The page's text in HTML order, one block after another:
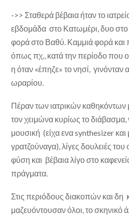
->> Σταθερά βέβαια ήταν το
εβδομάδα στο Κατωμέρι, δυο στο
φορά στο Βαθύ. Καμμιά φορά και
όπως πχ., κατά την περίοδο που οι
η όταν «έπηζε» το νησί, γινόνταν
ωραρίου.
Πέραν των ιατρικών καθηκόντων
τον χειμώνα κυρίως το
μουσική (είχα ενα synthesizer και
γρατζούναγα), λίγες δουλειές του
φύση και βέβαια λίγο στο
πράγματα.
Στις περιόδους διακοπών και δη
μαζευόντουσαν όλοι, το σκηνικό